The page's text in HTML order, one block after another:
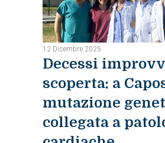
12 Dicembre 2025
Decessi
scoperta: a
mutazione
collegata a